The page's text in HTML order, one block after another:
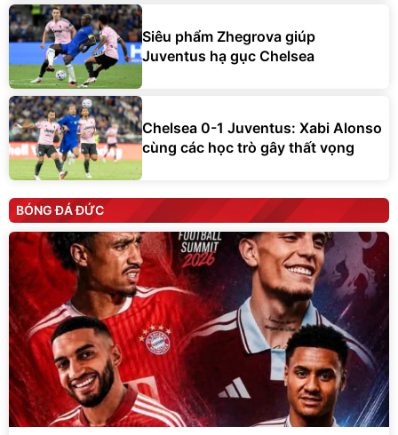
Siêu phẩm Zhegrova giúp
Juventus hạ gục Chelsea
Chelsea 0-1 Juventus: Xabi Alonso
cùng các học trò gây thất vọng
BÓNG ĐÁ ĐỨC